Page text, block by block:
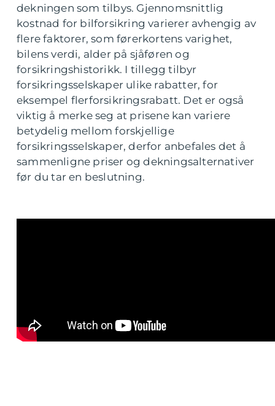
dekningen som tilbys. Gjennomsnittlig
kostnad for bilforsikring varierer avhengig av
flere faktorer, som førerkortens varighet,
bilens verdi, alder på sjåføren og
forsikringshistorikk. I tillegg tilbyr
forsikringsselskaper ulike rabatter, for
eksempel flerforsikringsrabatt. Det er også
viktig å merke seg at prisene kan variere
betydelig mellom forskjellige
forsikringsselskaper, derfor anbefales det å
sammenligne priser og dekningsalternativer
før du tar en beslutning.